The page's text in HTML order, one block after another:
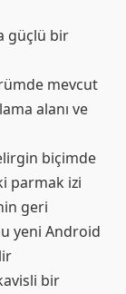
güçlü bir
mevcut
alanı ve
biçimde
parmak izi
geri
yeni Android
bir